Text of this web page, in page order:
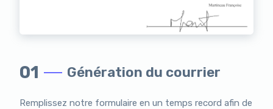
01 Génération du courrier
Remplissez notre formulaire en un temps record afin de